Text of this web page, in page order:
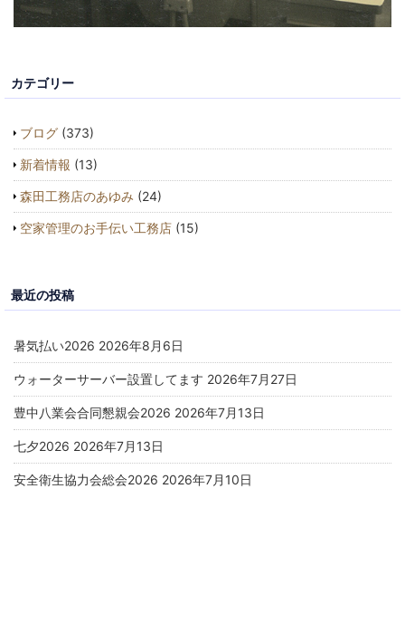
カテゴリー
ブログ (373)
新着情報 (13)
森田工務店のあゆみ (24)
空家管理のお手伝い工務店 (15)
最近の投稿
暑気払い2026 2026年8月6日
ウォーターサーバー設置してます 2026年7月27日
豊中八業会合同懇親会2026 2026年7月13日
七夕2026 2026年7月13日
安全衛生協力会総会2026 2026年7月10日